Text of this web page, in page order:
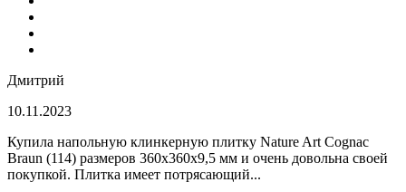
Дмитрий
10.11.2023
Купила напольную клинкерную плитку Nature Art Cognac
Braun (114) размеров 360x360x9,5 мм и очень довольна своей
покупкой. Плитка имеет потрясающий...